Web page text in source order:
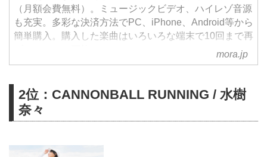
（月額会費無料）。ミュージックビデオ、ハイレゾ音源
も充実。多彩な決済方法でPC、iPhone、Android等から
簡単購入。購入した楽曲はいろいろな端末で10回まで再
mora.jp
2位：CANNONBALL RUNNING / 水樹
奈々